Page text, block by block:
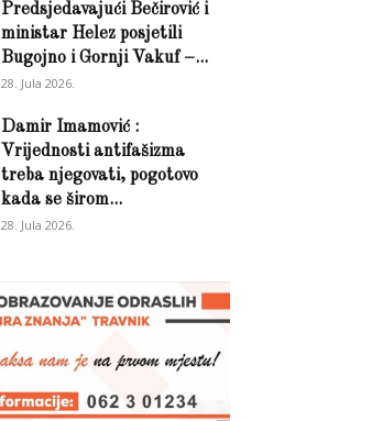
Predsjedavajući Bečirović i
ministar Helez posjetili
Bugojno i Gornji Vakuf –...
28. Jula 2026.
Damir Imamović :
Vrijednosti antifašizma
treba njegovati, pogotovo
kada se širom...
28. Jula 2026.